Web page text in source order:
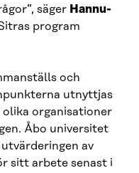
säger Hannu-
program
och
utnyttjas
olika organisationer
Åbo universitet
av
sitt arbete senast i